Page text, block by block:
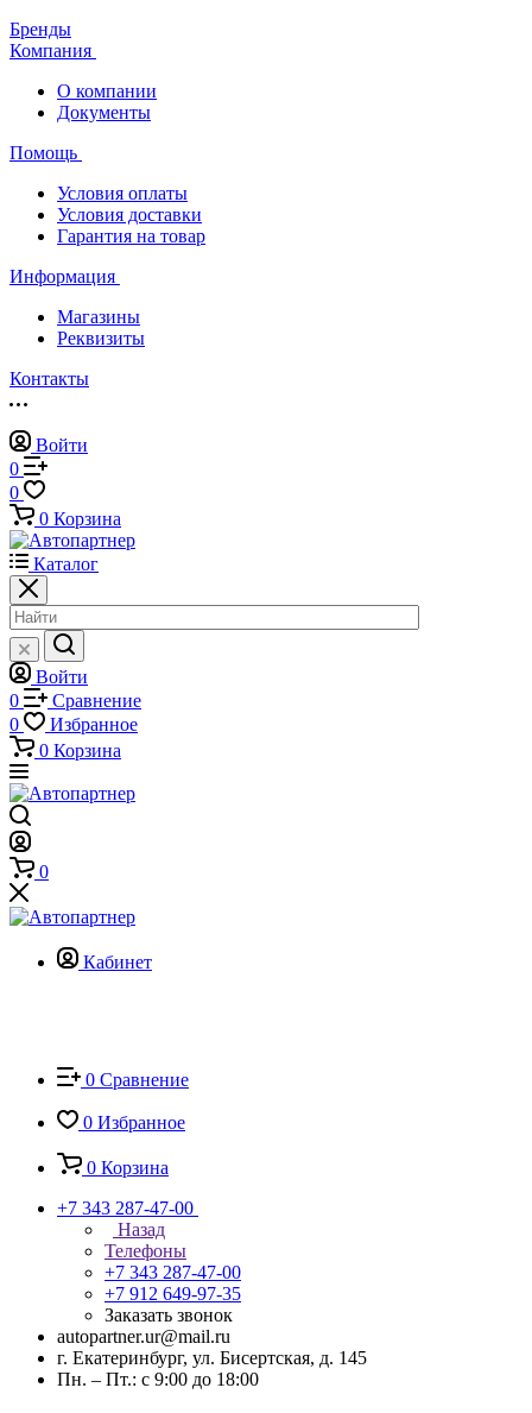
Бренды
Компания
О компании
Документы
Помощь
Условия оплаты
Условия доставки
Гарантия на товар
Информация
Магазины
Реквизиты
Контакты
Войти
0
0
0 Корзина
Каталог
Войти
0
Сравнение
0
Избранное
0 Корзина
0
Кабинет
0 Сравнение
0 Избранное
0 Корзина
+7 343 287-47-00
Назад
Телефоны
+7 343 287-47-00
+7 912 649-97-35
Заказать звонок
autopartner.ur@mail.ru
г. Екатеринбург, ул. Бисертская, д. 145
Пн. – Пт.: с 9:00 до 18:00